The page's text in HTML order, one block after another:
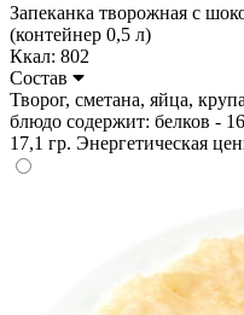
Запеканка творожная с
(контейнер 0,5 л)
Ккал: 802
Состав
Творог, сметана, яйца,
блюдо содержит: белков -
17,1 гр. Энергетическая